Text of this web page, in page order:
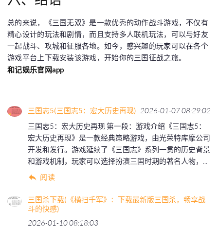
总的来说，《三国无双》是一款优秀的动作战斗游戏，不仅有
精心设计的玩法和剧情，而且支持多人联机玩法，可以与好友
一起战斗、攻城和征服各地。如今，感兴趣的玩家可以在各个
游戏平台上下载安装该游戏，开始你的三国征战之旅。
和记娱乐官网app
三国志5(三国志5：宏大历史再现) 2026-01-07 08:29:02
三国志5：宏大历史再现 第一段：游戏介绍《三国志5：
宏大历史再现》是一款经典策略游戏，由光荣特库摩公司
开发和发行。游戏延续了《三国志》系列一贯的历史背景
和游戏机制，玩家可以选择扮演三国时期的著名人物，...
阅读
三国杀下载(《横扫千军》：下载最新版三国杀，畅享战
斗的快感)
2026-01-10 08:18:03